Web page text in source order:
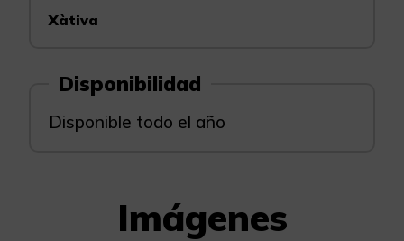
Xàtiva
Disponibilidad
Disponible todo el año
Imágenes